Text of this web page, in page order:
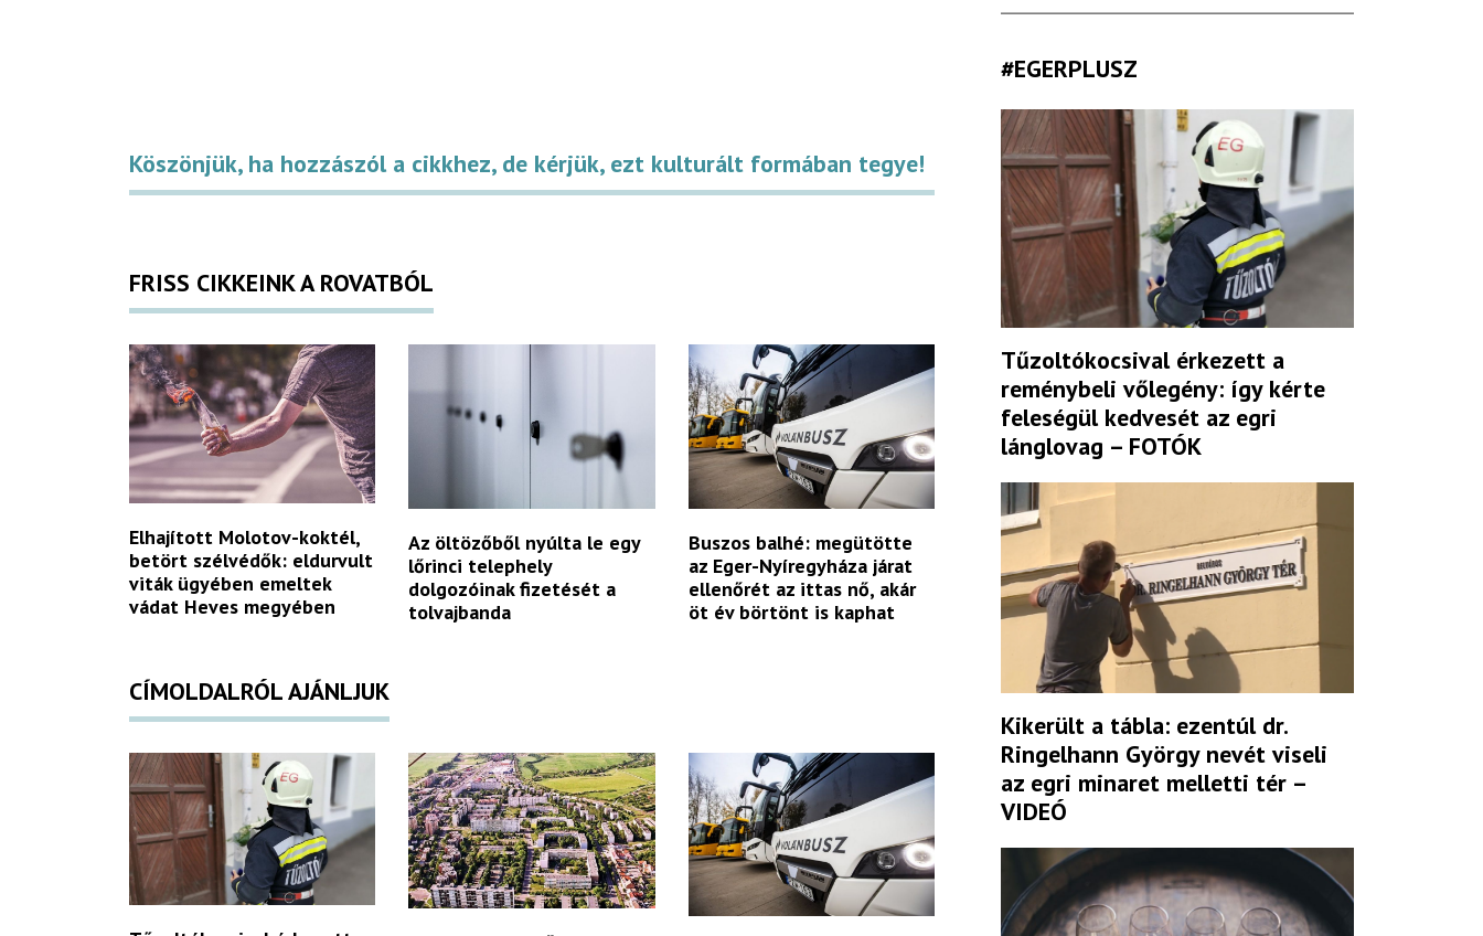
Köszönjük, ha hozzászól a cikkhez, de kérjük, ezt kulturált formában tegye!
FRISS CIKKEINK A ROVATBÓL
Elhajított Molotov-koktél,
betört szélvédők: eldurvult
viták ügyében emeltek
vádat Heves megyében
Az öltözőből nyúlta le egy
lőrinci telephely
dolgozóinak fizetését a
tolvajbanda
Buszos balhé: megütötte
az Eger-Nyíregyháza járat
ellenőrét az ittas nő, akár
öt év börtönt is kaphat
CÍMOLDALRÓL AJÁNLJUK
#EGERPLUSZ
Tűzoltókocsival érkezett a
reménybeli vőlegény: így kérte
feleségül kedvesét az egri
lánglovag – FOTÓK
Kikerült a tábla: ezentúl dr.
Ringelhann György nevét viseli
az egri minaret melletti tér –
VIDEÓ